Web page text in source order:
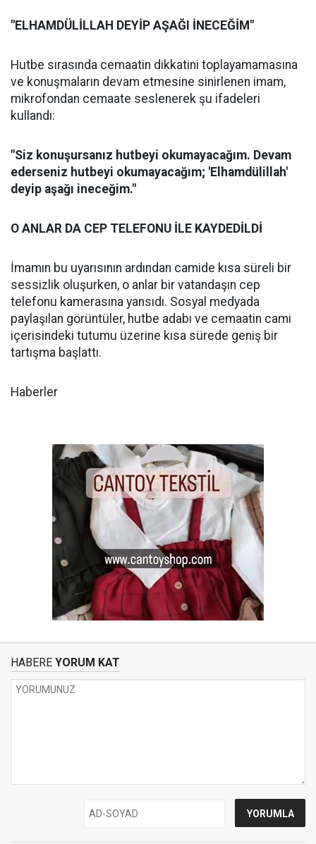
"ELHAMDÜLİLLAH DEYİP AŞAĞI İNECEĞİM"
Hutbe sırasında cemaatin dikkatini toplayamamasına
ve konuşmaların devam etmesine sinirlenen imam,
mikrofondan cemaate seslenerek şu ifadeleri
kullandı:
"Siz konuşursanız hutbeyi okumayacağım. Devam
ederseniz hutbeyi okumayacağım; 'Elhamdülillah'
deyip aşağı ineceğim."
O ANLAR DA CEP TELEFONU İLE KAYDEDİLDİ
İmamın bu uyarısının ardından camide kısa süreli bir
sessizlik oluşurken, o anlar bir vatandaşın cep
telefonu kamerasına yansıdı. Sosyal medyada
paylaşılan görüntüler, hutbe adabı ve cemaatin cami
içerisindeki tutumu üzerine kısa sürede geniş bir
tartışma başlattı.
Haberler
HABERE YORUM KAT